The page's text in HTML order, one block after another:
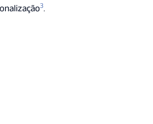
3.